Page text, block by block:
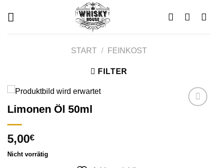
START / FEINKOST
FILTER
Limonen Öl 50ml
5,00€
Nicht vorrätig